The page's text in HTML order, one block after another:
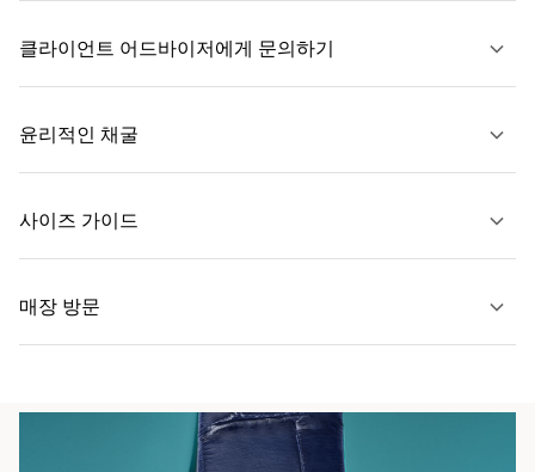
자세히 보기
클라이언트 어드바이저에게 문의하기
윤리적인 채굴
사이즈 가이드
자세히 보기
매장 방문